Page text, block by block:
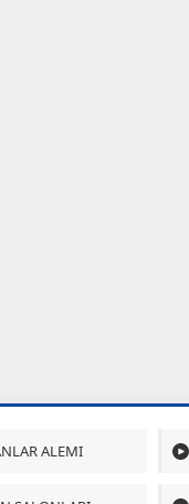
ALEMI